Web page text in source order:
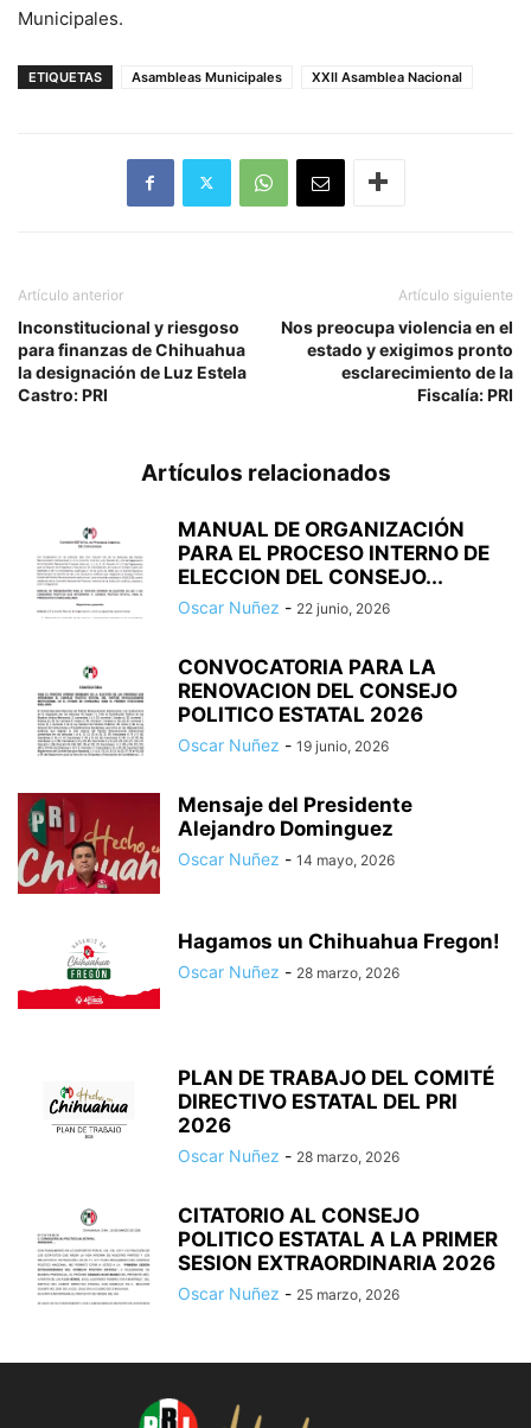
Municipales.
ETIQUETAS Asambleas Municipales XXII Asamblea Nacional
Artículo anterior
Inconstitucional y riesgoso
para finanzas de Chihuahua
la designación de Luz Estela
Castro: PRI
Artículo siguiente
Nos preocupa violencia en el
estado y exigimos pronto
esclarecimiento de la
Fiscalía: PRI
Artículos relacionados
MANUAL DE ORGANIZACIÓN
PARA EL PROCESO INTERNO DE
ELECCION DEL CONSEJO...
Oscar Nuñez - 22 junio, 2026
CONVOCATORIA PARA LA
RENOVACION DEL CONSEJO
POLITICO ESTATAL 2026
Oscar Nuñez - 19 junio, 2026
Mensaje del Presidente
Alejandro Dominguez
Oscar Nuñez - 14 mayo, 2026
Hagamos un Chihuahua Fregon!
Oscar Nuñez - 28 marzo, 2026
PLAN DE TRABAJO DEL COMITÉ
DIRECTIVO ESTATAL DEL PRI
2026
Oscar Nuñez - 28 marzo, 2026
CITATORIO AL CONSEJO
POLITICO ESTATAL A LA PRIMER
SESION EXTRAORDINARIA 2026
Oscar Nuñez - 25 marzo, 2026